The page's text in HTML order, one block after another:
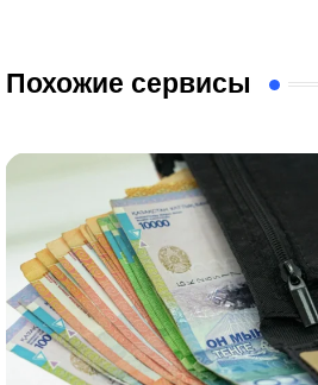
Похожие сервисы